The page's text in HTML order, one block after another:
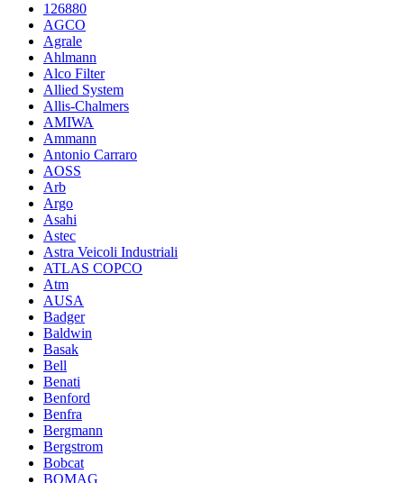
126880
AGCO
Agrale
Ahlmann
Alco Filter
Allied System
Allis-Chalmers
AMIWA
Ammann
Antonio Carraro
AOSS
Arb
Argo
Asahi
Astec
Astra Veicoli Industriali
ATLAS COPCO
Atm
AUSA
Badger
Baldwin
Basak
Bell
Benati
Benford
Benfra
Bergmann
Bergstrom
Bobcat
BOMAG